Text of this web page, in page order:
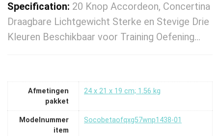
Specification: 20 Knop Accordeon, Concertina
Draagbare Lichtgewicht Sterke en Stevige Drie
Kleuren Beschikbaar voor Training Oefening…
Afmetingen
pakket
‎24 x 21 x 19 cm; 1.56 kg
Modelnummer
item
‎Socobetaofqxg57wnp1438-01